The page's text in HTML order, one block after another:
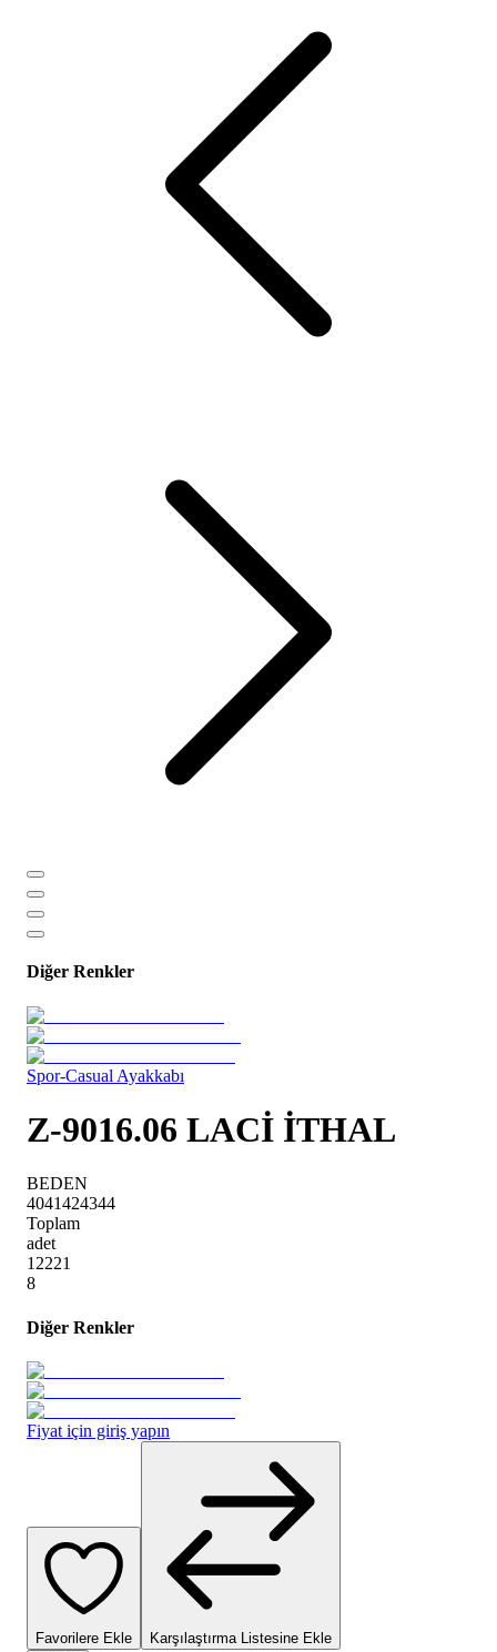
Diğer Renkler
Spor-Casual Ayakkabı
Z-9016.06 LACİ İTHAL
BEDEN
4041424344
Toplam
adet
12221
8
Diğer Renkler
Fiyat için giriş yapın
Favorilere Ekle Karşılaştırma Listesine Ekle